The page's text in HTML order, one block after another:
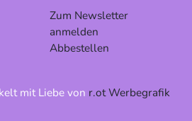
Zum Newsletter
anmelden
Abbestellen
mit Liebe von r.ot Werbegrafik